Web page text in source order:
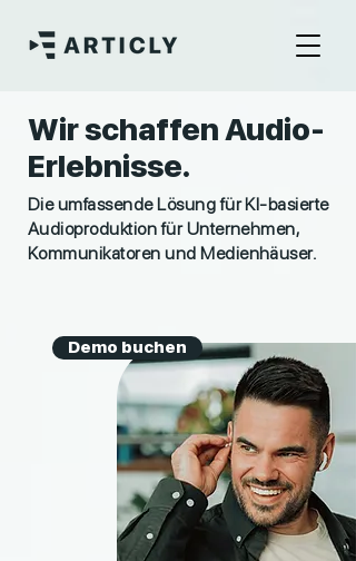
Wir schaffen Audio-
Erlebnisse.
Die umfassende Lösung für KI-basierte
Audioproduktion für Unternehmen,
Kommunikatoren und Medienhäuser.
Demo buchen